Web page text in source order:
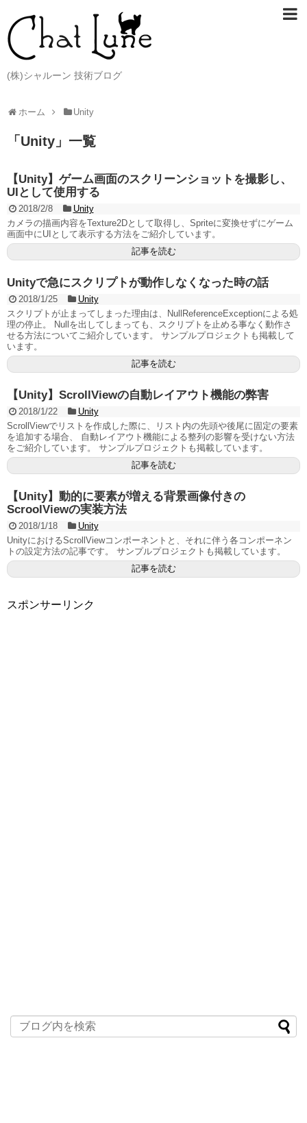
(株)シャルーン 技術ブログ
ホーム Unity
「 Unity 」 一覧
【Unity】ゲーム画面のスクリーンショットを撮影し、
UIとして使用する
2018/2/8
Unity
カメラの描画内容をTexture2Dとして取得し、Spriteに変換せずにゲーム
画面中にUIとして表示する方法をご紹介しています。
記事を読む
Unityで急にスクリプトが動作しなくなった時の話
2018/1/25
Unity
スクリプトが止まってしまった理由は、NullReferenceExceptionによる処
理の停止。 Nullを出してしまっても、スクリプトを止める事なく動作さ
せる方法についてご紹介しています。 サンプルプロジェクトも掲載して
います。
記事を読む
【Unity】ScrollViewの自動レイアウト機能の弊害
2018/1/22
Unity
ScrollViewでリストを作成した際に、リスト内の先頭や後尾に固定の要素
を追加する場合、 自動レイアウト機能による整列の影響を受けない方法
をご紹介しています。 サンプルプロジェクトも掲載しています。
記事を読む
【Unity】動的に要素が増える背景画像付きの
ScroolViewの実装方法
2018/1/18
Unity
UnityにおけるScrollViewコンポーネントと、それに伴う各コンポーネン
トの設定方法の記事です。 サンプルプロジェクトも掲載しています。
記事を読む
スポンサーリンク